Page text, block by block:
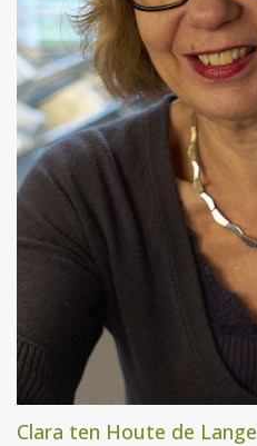
Clara ten Houte de Lange